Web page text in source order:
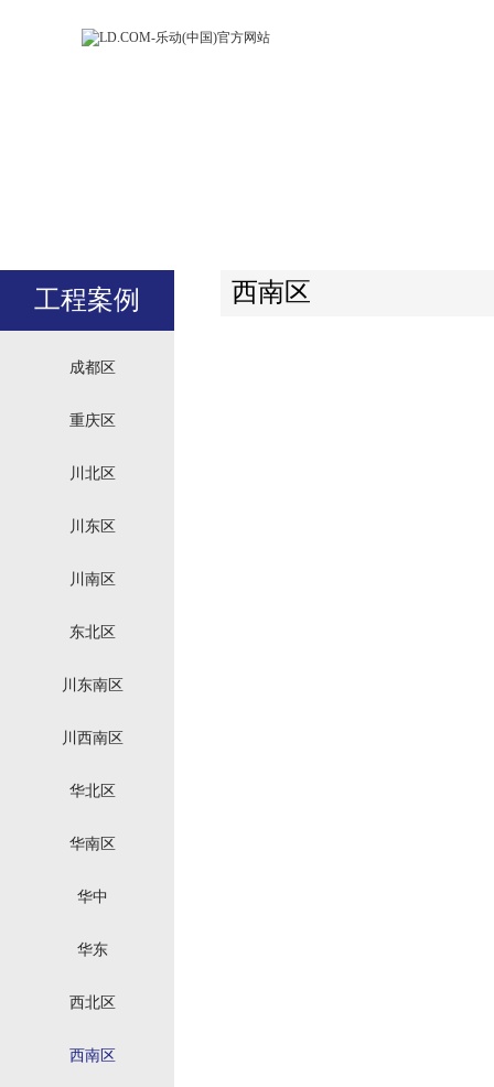
工程案例
成都区
重庆区
川北区
川东区
川南区
东北区
川东南区
川西南区
华北区
华南区
华中
华东
西北区
西南区
西南区